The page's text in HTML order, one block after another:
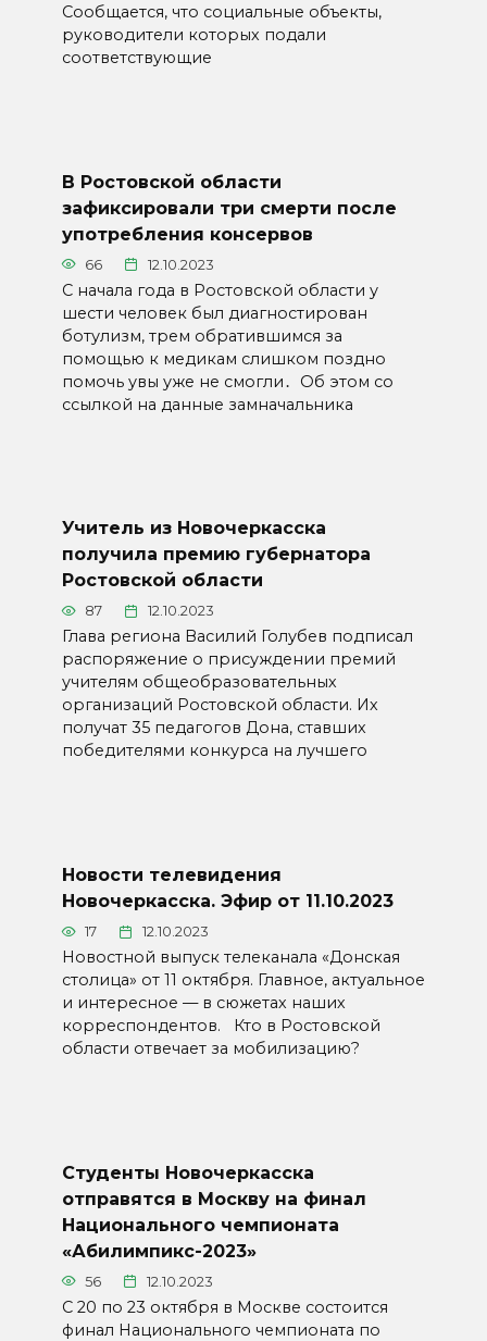
Сообщается, что социальные объекты,
руководители которых подали
соответствующие
В Ростовской области
зафиксировали три смерти после
употребления консервов
66 12.10.2023
С начала года в Ростовской области у
шести человек был диагностирован
ботулизм, трем обратившимся за
помощью к медикам слишком поздно
помочь увы уже не смогли․ Об этом со
ссылкой на данные замначальника
Учитель из Новочеркасска
получила премию губернатора
Ростовской области
87 12.10.2023
Глава региона Василий Голубев подписал
распоряжение о присуждении премий
учителям общеобразовательных
организаций Ростовской области. Их
получат 35 педагогов Дона, ставших
победителями конкурса на лучшего
Новости телевидения
Новочеркасска. Эфир от 11.10.2023
17 12.10.2023
Новостной выпуск телеканала «Донская
столица» от 11 октября. Главное, актуальное
и интересное — в сюжетах наших
корреспондентов. Кто в Ростовской
области отвечает за мобилизацию?
Студенты Новочеркасска
отправятся в Москву на финал
Национального чемпионата
«Абилимпикс-2023»
56 12.10.2023
С 20 по 23 октября в Москве состоится
финал Национального чемпионата по